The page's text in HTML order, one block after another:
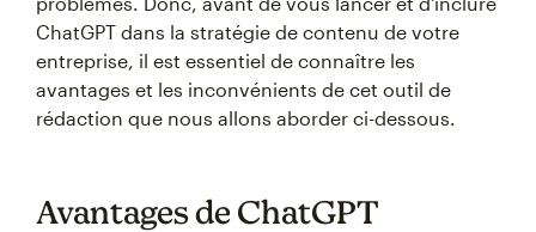
ChatGPT dans la stratégie de contenu de votre
entreprise, il est essentiel de connaître les
avantages et les inconvénients de cet outil de
rédaction que nous allons aborder ci-dessous.
Avantages de ChatGPT